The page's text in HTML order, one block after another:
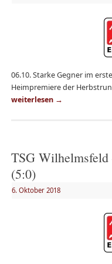
06.10. Starke Gegner im
Heimpremiere der
weiterlesen →
TSG
(5:0)
6. Oktober 2018